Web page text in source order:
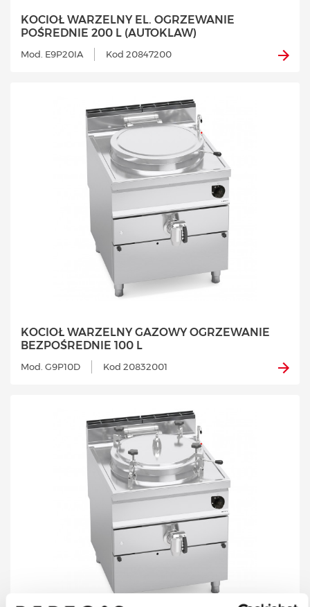
KOCIOŁ WARZELNY EL. OGRZEWANIE
POŚREDNIE 200 L (AUTOKLAW)
Mod. E9P20IA Kod 20847200
KOCIOŁ WARZELNY GAZOWY OGRZEWANIE
BEZPOŚREDNIE 100 L
Mod. G9P10D Kod 20832001